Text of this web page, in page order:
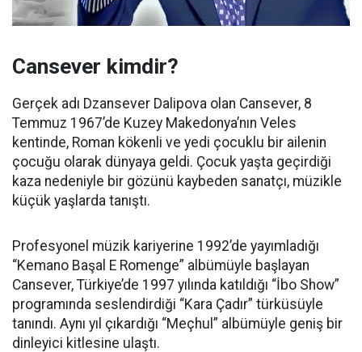
Cansever kimdir?
Gerçek adı Dzansever Dalipova olan Cansever, 8
Temmuz 1967’de Kuzey Makedonya’nın Veles
kentinde, Roman kökenli ve yedi çocuklu bir ailenin
çocuğu olarak dünyaya geldi. Çocuk yaşta geçirdiği
kaza nedeniyle bir gözünü kaybeden sanatçı, müzikle
küçük yaşlarda tanıştı.
Profesyonel müzik kariyerine 1992’de yayımladığı
“Kemano Başal E Romenge” albümüyle başlayan
Cansever, Türkiye’de 1997 yılında katıldığı “İbo Show”
programında seslendirdiği “Kara Çadır” türküsüyle
tanındı. Aynı yıl çıkardığı “Meçhul” albümüyle geniş bir
dinleyici kitlesine ulaştı.